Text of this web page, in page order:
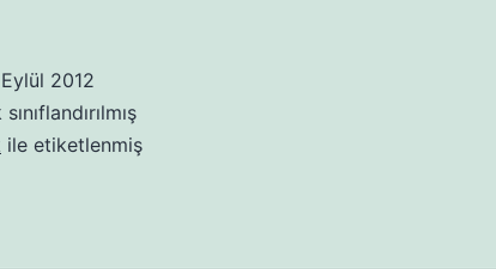
2012
ile etiketlenmiş